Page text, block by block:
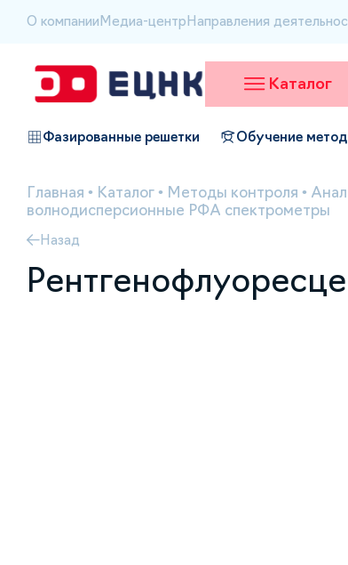
О компании Медиа-центр Направления
Каталог
Фазированные решетки Обучение
Главная • Каталог • Методы контроля •
волнодисперсионные РФА спектрометры
Назад